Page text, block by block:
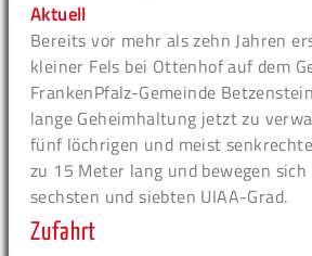
Aktuell
Bereits vor mehr als zehn Jahren
kleiner Fels bei Ottenhof auf dem
FrankenPfalz-Gemeinde
lange Geheimhaltung jetzt zu
fünf löchrigen und meist
zu 15 Meter lang und bewegen
sechsten und siebten UIAA-Grad.
Zufahrt